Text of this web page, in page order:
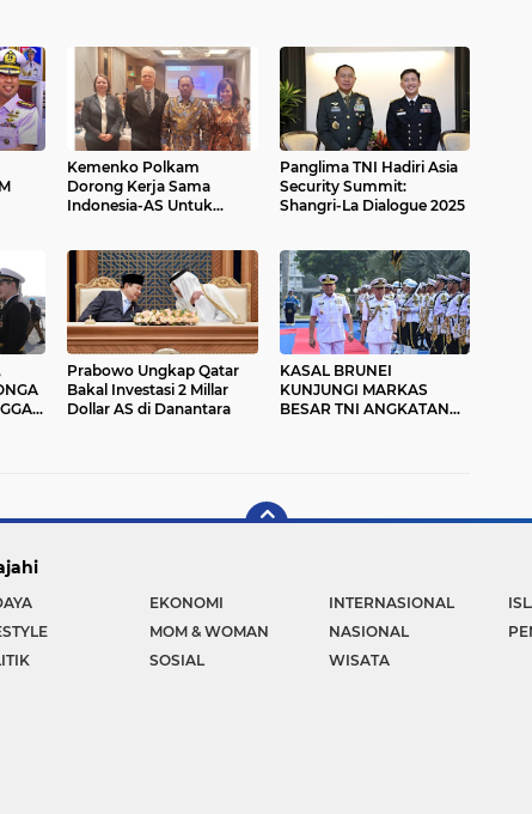
Kemenko Polkam
Dorong Kerja Sama
Indonesia-AS Untuk
Panglima TNI Hadiri Asia
Security Summit:
Shangri-La Dialogue 2025
Prabowo Ungkap Qatar
Bakal Investasi 2 Millar
Dollar AS di Danantara
KASAL BRUNEI
KUNJUNGI MARKAS
BESAR TNI ANGKATAN
EKONOMI INTERNASIONAL
MOM & WOMAN NASIONAL
SOSIAL WISATA